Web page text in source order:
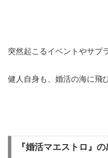
突然起こるイベントやサプ
健人自身も、婚活の海に飛
『婚活マエストロ』